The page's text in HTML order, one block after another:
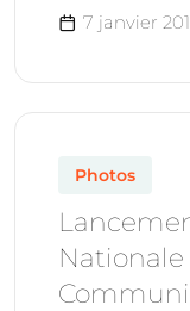
7 janvier
Photos